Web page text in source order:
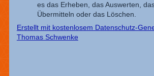
es das Erheben, das Auswerten,
Übermitteln oder das Löschen.
Erstellt mit kostenlosem Datenschutz-
Thomas Schwenke